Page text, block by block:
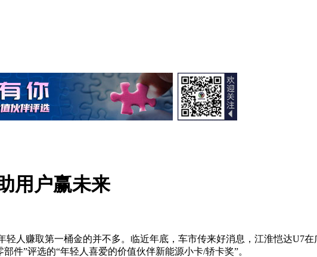
用户赢未来
人赚取第一桶金的并不多。临近年底，车市传来好消息，江淮恺达U7
件”评选的“年轻人喜爱的价值伙伴新能源小卡/轿卡奖”。